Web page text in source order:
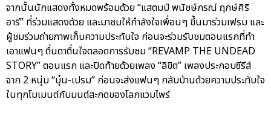
จากนั้นนักแสดงทั้งหมดพร้อมด้วย “แสตมป์ พนัชษ์กรณ์ ฤกษ์ศิริ
อารี” ที่ร่วมแสดงด้วย และมาชมให้กำลังใจเพื่อนๆ ขึ้นมาร่วมเฟรม และ
ผู้ชมร่วมถ่ายภาพเก็บความประทับใจ ก่อนจะร่วมรับชมตอนแรกที่ทำ
เอาแฟนๆ ตื่นตาตื่นใจตลอดการรับชม “REVAMP THE UNDEAD
STORY” ตอนแรก และปิดท้ายด้วยเพลง “ลิขิต” เพลงประกอบซีรีส์
จาก 2 หนุ่ม “บุ๋น-เปรม” ก่อนจะส่งแฟนๆ กลับบ้านด้วยความประทับใจ
ในทุกโมเมนต์กับมนต์สะกดของโลกแวมไพร์